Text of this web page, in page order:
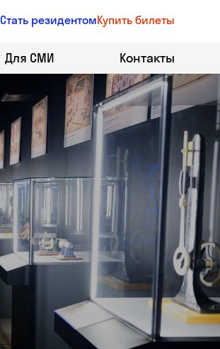
Стать резидентомКупить билеты
Для СМИ Контакты